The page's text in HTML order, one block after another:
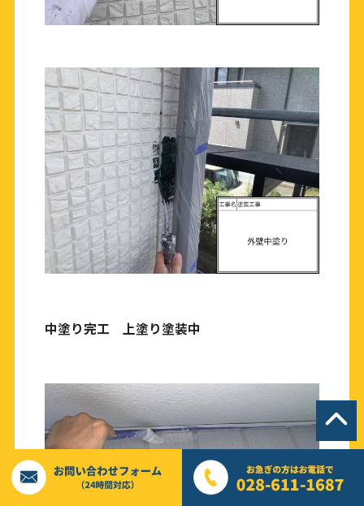
中塗り完工 上塗り塗装中